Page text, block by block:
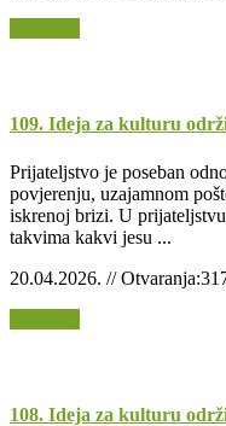
109. Ideja za kulturu
Prijateljstvo je poseban
povjerenju, uzajamnom
iskrenoj brizi. U
takvima kakvi jesu ...
20.04.2026. //
108. Ideja za kulturu